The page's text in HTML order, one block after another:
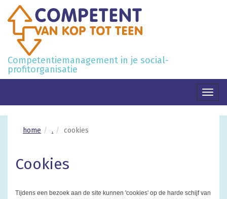
Competentiemanagement in je social-
profitorganisatie
home . cookies
Cookies
Tijdens een bezoek aan de site kunnen 'cookies' op de harde schijf van